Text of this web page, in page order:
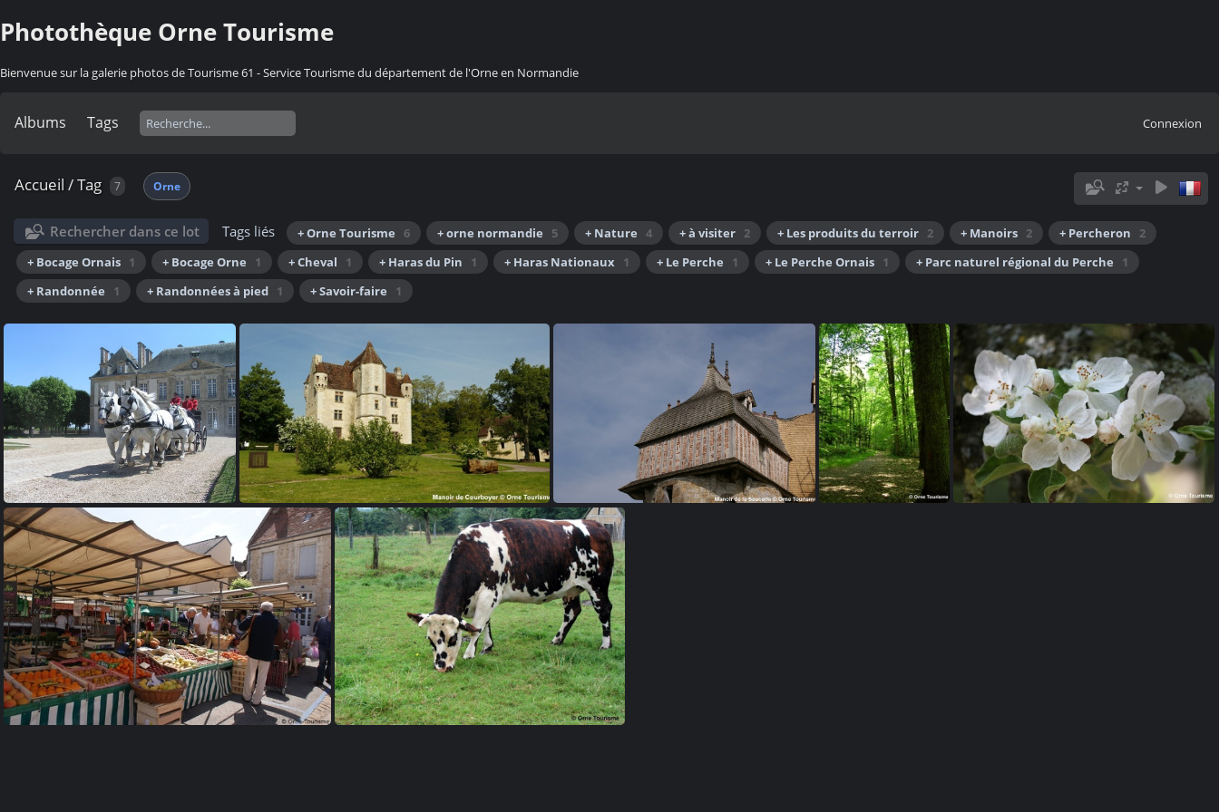
Photothèque Orne Tourisme
Bienvenue sur la galerie photos de Tourisme 61 - Service Tourisme du département de l'Orne en Normandie
Albums Tags Connexion
Accueil /Tag 7 Orne
Rechercher dans ce lot Tags liés + Orne Tourisme 6 + orne normandie 5 + Nature 4 + à visiter 2 + Les produits du terroir 2 + Manoirs 2 + Percheron
2
+ Bocage Ornais 1 + Bocage Orne 1 + Cheval 1 + Haras du Pin 1 + Haras Nationaux 1 + Le Perche 1 + Le Perche Ornais 1 + Parc naturel régional du Perche
1
+ Randonnée
1 + Randonnées à pied 1 + Savoir-faire 1
Haras national du Pin Manoir de Courboyer à Nocé Manoir de la Saucerie à la Haute Chapelle